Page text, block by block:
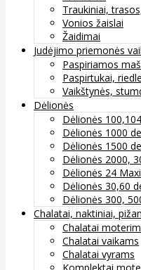
Traukiniai,
Vonios žaislai
Žaidimai
Judėjimo priemonės
Paspiriamos
Paspirtukai,
Vaikštynės,
Dėlionės
Dėlionės
Dėlionės 1000
Dėlionės 1500
Dėlionės 2000,
Dėlionės 24
Dėlionės 30,60
Dėlionės 300,
Chalatai, naktiniai,
Chalatai
Chalatai vaikams
Chalatai vyrams
Komplektai